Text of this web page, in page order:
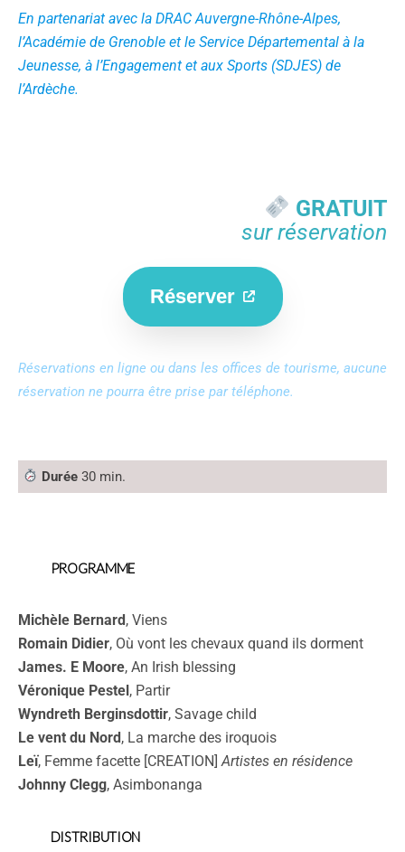
En partenariat avec la DRAC Auvergne-Rhône-Alpes,
l’Académie de Grenoble et le Service Départemental à la
Jeunesse, à l’Engagement et aux Sports (SDJES) de
l’Ardèche.
GRATUIT
sur réservation
Réserver
Réservations en ligne ou dans les offices de tourisme, aucune
réservation ne pourra être prise par téléphone.
Durée 30 min.
PROGRAMME
Michèle Bernard, Viens
Romain Didier, Où vont les chevaux quand ils dorment
James. E Moore, An Irish blessing
Véronique Pestel, Partir
Wyndreth Berginsdottir, Savage child
Le vent du Nord, La marche des iroquois
Leï, Femme facette [CREATION]Artistes en résidence
Johnny Clegg, Asimbonanga
DISTRIBUTION